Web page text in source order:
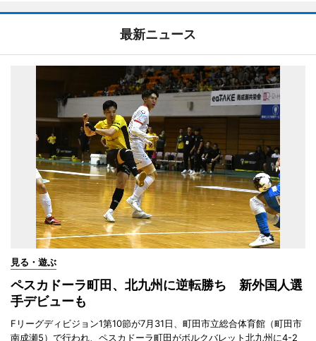
最新ニュース
見る・遊ぶ
ペスカドーラ町田、北九州に逆転勝ち 新外国人選
手デビューも
Fリーグディビジョン1第10節が7月31日、町田市立総合体育館（町田市
南成瀬5）で行われ、ペスカドーラ町田がボルクバレット北九州に4-2